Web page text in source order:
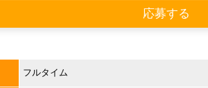
応募する
フルタイム